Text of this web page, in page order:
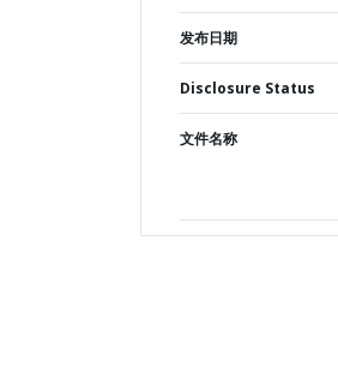
发布日期
Disclosure Status
文件名称